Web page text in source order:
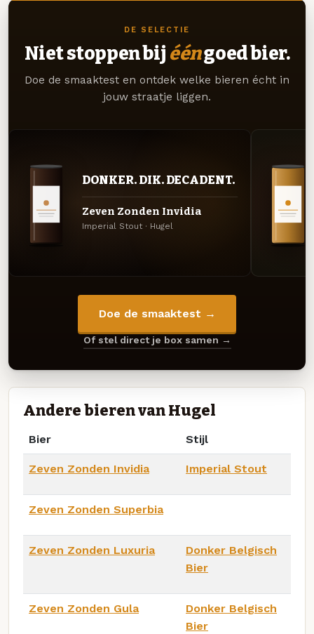
DE SELECTIE
Niet stoppen bij ééngoed bier.
Doe de smaaktest en ontdek welke bieren écht in
jouw straatje liggen.
DONKER. DIK. DECADENT.
Zeven Zonden Invidia
Imperial Stout · Hugel
Doe de smaaktest →
Of stel direct je box samen →
Andere bieren van Hugel
Bier Stijl
Zeven Zonden Invidia Imperial Stout
Zeven Zonden Superbia
Zeven Zonden Luxuria
Donker Belgisch
Bier
Zeven Zonden Gula
Donker Belgisch
Bier